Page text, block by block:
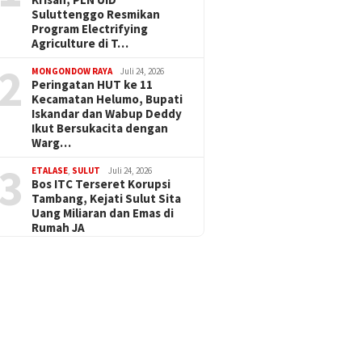
Suluttenggo Resmikan
Program Electrifying
Agriculture di T…
MONGONDOW RAYA Juli 24, 2026
Peringatan HUT ke 11
Kecamatan Helumo, Bupati
Iskandar dan Wabup Deddy
Ikut Bersukacita dengan
Warg…
ETALASE SULUT Juli 24, 2026
Bos ITC Terseret Korupsi
Tambang, Kejati Sulut Sita
Uang Miliaran dan Emas di
Rumah JA